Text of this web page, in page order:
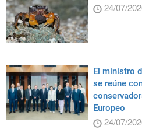
24/07/
El ministro
se reúne
Europeo
24/07/